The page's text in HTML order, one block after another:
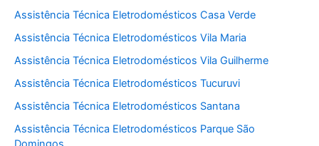
Assistência Técnica Eletrodomésticos Casa Verde
Assistência Técnica Eletrodomésticos Vila Maria
Assistência Técnica Eletrodomésticos Vila Guilherme
Assistência Técnica Eletrodomésticos Tucuruvi
Assistência Técnica Eletrodomésticos Santana
Assistência Técnica Eletrodomésticos Parque São